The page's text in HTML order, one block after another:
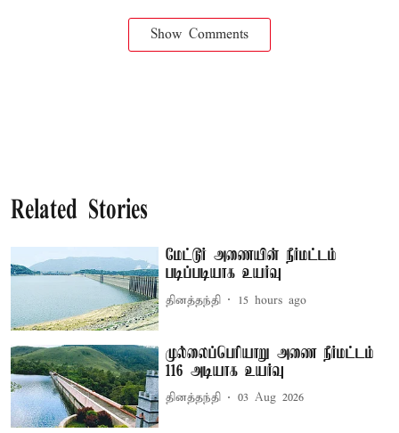
Show Comments
Related Stories
மேட்டூர் அணையின் நீர்மட்டம்
படிப்படியாக உயர்வு
தினத்தந்தி 15 hours ago
முல்லைப்பெரியாறு அணை நீர்மட்டம்
116 அடியாக உயர்வு
தினத்தந்தி 03 Aug 2026